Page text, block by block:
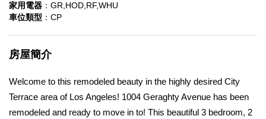
家用電器 ：GR,HOD,RF,WHU
車位類型 ：CP
房屋簡介
Welcome to this remodeled beauty in the highly desired City
Terrace area of Los Angeles! 1004 Geraghty Avenue has been
remodeled and ready to move in to! This beautiful 3 bedroom, 2